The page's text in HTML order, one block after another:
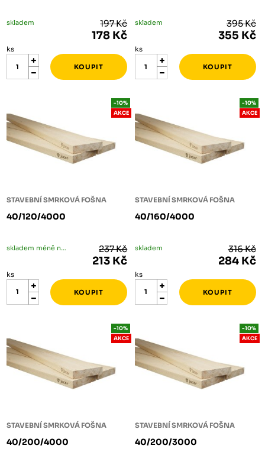
skladem 197 Kč
178 Kč
ks
skladem 395 Kč
355 Kč
ks
STAVEBNÍ SMRKOVÁ FOŠNA
40/120/4000
-10%
AKCE
skladem méně než 5 ks 237 Kč
213 Kč
ks
STAVEBNÍ SMRKOVÁ FOŠNA
40/160/4000
-10%
AKCE
skladem 316 Kč
284 Kč
ks
STAVEBNÍ SMRKOVÁ FOŠNA
40/200/4000
-10%
AKCE
STAVEBNÍ SMRKOVÁ FOŠNA
40/200/3000
-10%
AKCE